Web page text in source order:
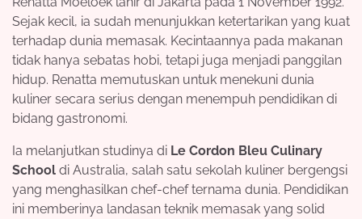
Sejak kecil, ia sudah menunjukkan ketertarikan yang kuat
terhadap dunia memasak. Kecintaannya pada makanan
tidak hanya sebatas hobi, tetapi juga menjadi panggilan
hidup. Renatta memutuskan untuk menekuni dunia
kuliner secara serius dengan menempuh pendidikan di
bidang gastronomi.
Ia melanjutkan studinya di Le Cordon Bleu Culinary
School di Australia, salah satu sekolah kuliner bergengsi
yang menghasilkan chef-chef ternama dunia. Pendidikan
ini memberinya landasan teknik memasak yang solid